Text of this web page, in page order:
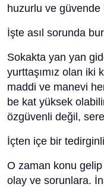
huzurlu ve
İşte asıl sorunda
Sokakta yan yan
yurttaşımız olan iki
maddi ve manevi
be kat yüksek
özgüvenli değil,
İçten içe bir
O zaman konu gelip
olay ve sorunlara.